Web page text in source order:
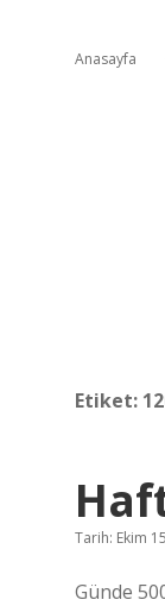
Anasayfa
Etiket:
Tarih: Ekim
Günde